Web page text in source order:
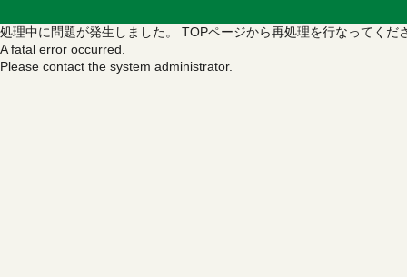
処理中に問題が発生しました。 TOPページから再処理を行なってくだ
A fatal error occurred.
Please contact the system administrator.